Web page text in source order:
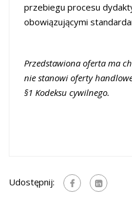
przebiegu procesu
obowiązującymi
Przedstawiona oferta ma
nie stanowi oferty
§1 Kodeksu cywilnego.
Udostępnij: